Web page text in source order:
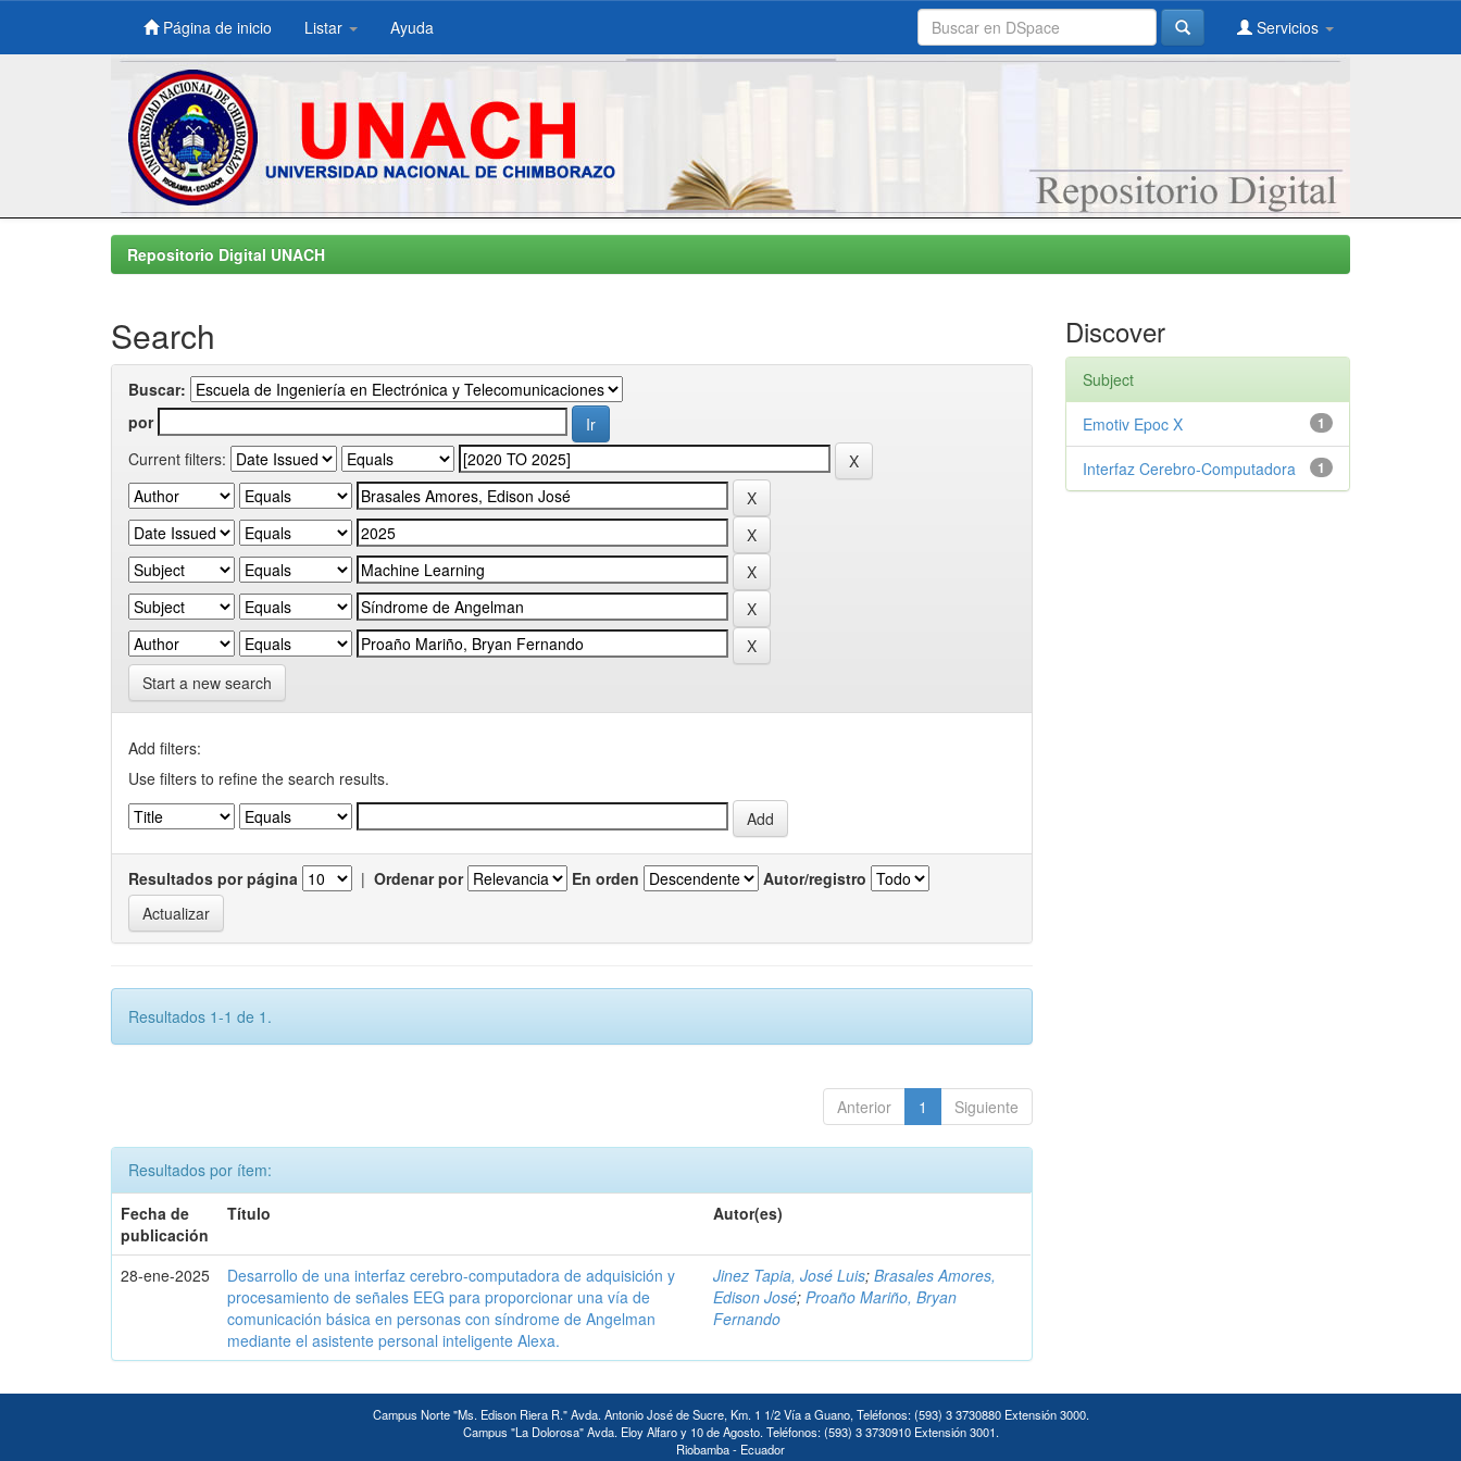
Skip
Página de inicio Listar Ayuda Servicios
Repositorio Digital UNACH
Search
Buscar:
por
Current filters:
Start a new search
Add filters:
Use filters to refine the search results.
Resultados por página | Ordenar por En orden Autor/registro
Resultados 1-1 de 1.
Anterior 1 Siguiente
Resultados por ítem:
Fecha de
publicación
Título Autor(es)
28-ene-2025
Desarrollo de una interfaz cerebro-computadora de adquisición y
procesamiento de señales EEG para proporcionar una vía de
comunicación básica en personas con síndrome de Angelman
mediante el asistente personal inteligente Alexa.
Jinez Tapia, José Luis;Brasales Amores,
Edison José;Proaño Mariño, Bryan
Fernando
Discover
Subject
1
Emotiv Epoc X
1
Interfaz Cerebro-Computadora
Campus Norte "Ms. Edison Riera R." Avda. Antonio José de Sucre, Km. 1 1/2 Vía a Guano, Teléfonos: (593) 3 3730880 Extensión 3000.
Campus "La Dolorosa" Avda. Eloy Alfaro y 10 de Agosto. Teléfonos: (593) 3 3730910 Extensión 3001.
Riobamba - Ecuador